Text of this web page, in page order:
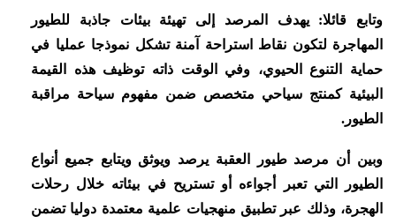
وتابع قائلا: يهدف المرصد إلى تهيئة بيئات جاذبة للطيور
المهاجرة لتكون نقاط استراحة آمنة تشكل نموذجا عمليا في
حماية التنوع الحيوي، وفي الوقت ذاته توظيف هذه القيمة
البيئية كمنتج سياحي متخصص ضمن مفهوم سياحة مراقبة
الطيور.
وبين أن مرصد طيور العقبة يرصد ويوثق ويتابع جميع أنواع
الطيور التي تعبر أجواءه أو تستريح في بيئاته خلال رحلات
الهجرة، وذلك عبر تطبيق منهجيات علمية معتمدة دوليا تضمن